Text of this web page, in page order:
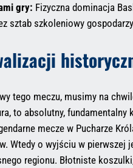
gry: Fizyczna dominacja
sztab szkoleniowy
tego meczu, musimy na
to absolutny,
mecze w Pucharze
Wtedy o wyjściu w
regionu. Błotniste